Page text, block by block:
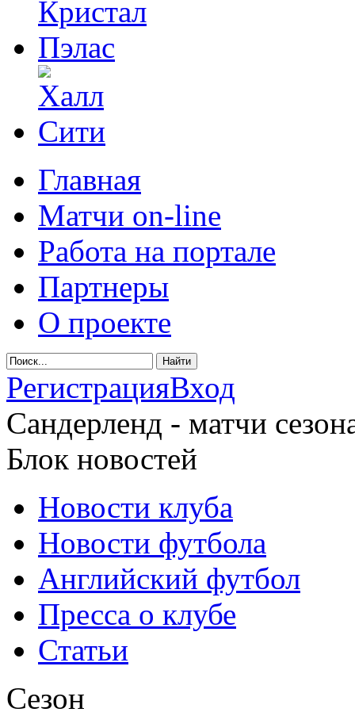
Главная
Матчи on-line
Работа на портале
Партнеры
О проекте
РегистрацияВход
Сандерленд - матчи
Блок новостей
Новости клуба
Новости футбола
Английский футбол
Пресса о клубе
Статьи
Сезон